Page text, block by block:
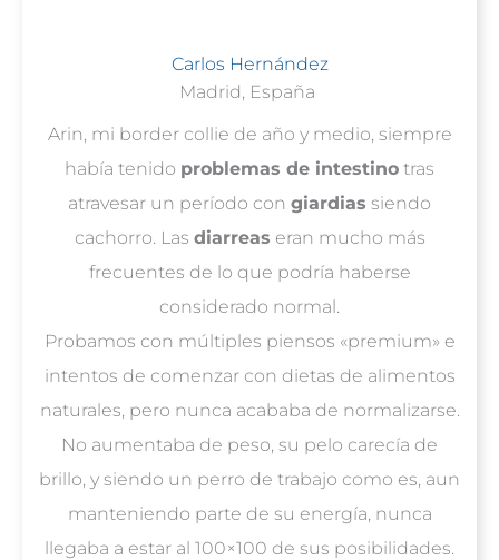
Carlos Hernández
Madrid, España
Arin, mi border collie de año y medio, siempre
había tenido problemas de intestino tras
atravesar un período con giardias siendo
cachorro. Las diarreas eran mucho más
frecuentes de lo que podría haberse
considerado normal.
Probamos con múltiples piensos «premium» e
intentos de comenzar con dietas de alimentos
naturales, pero nunca acababa de normalizarse.
No aumentaba de peso, su pelo carecía de
brillo, y siendo un perro de trabajo como es, aun
manteniendo parte de su energía, nunca
llegaba a estar al 100×100 de sus posibilidades.